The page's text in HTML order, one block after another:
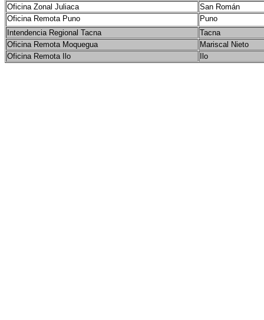
Oficina Zonal Juliaca
San Román
Oficina Remota Puno
Puno
Intendencia Regional Tacna
Tacna
Oficina Remota Moquegua
Mariscal Nieto
Oficina Remota Ilo
Ilo